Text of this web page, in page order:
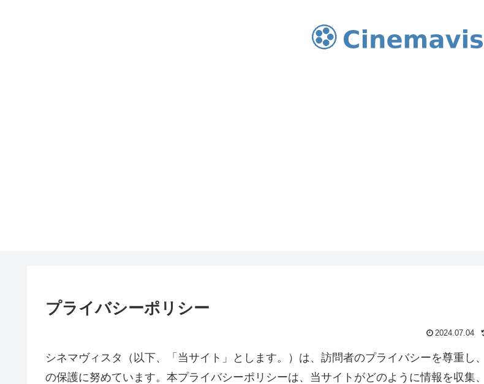
プライバシーポリシー
2024.07.04
シネマヴィスタ（以下、「当サイト」とします。）は、訪問者のプライバシーを尊重し
の保護に努めています。本プライバシーポリシーは、当サイトがどのように情報を収集